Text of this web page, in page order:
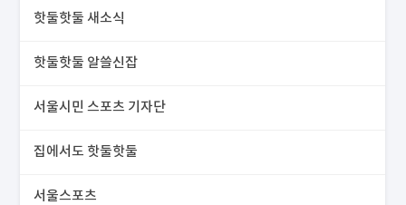
핫둘핫둘 새소식
핫둘핫둘 알쓸신잡
서울시민 스포츠 기자단
집에서도 핫둘핫둘
서울스포츠